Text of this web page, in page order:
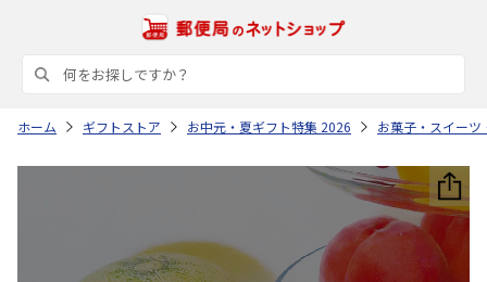
ホーム ギフトストア お中元・夏ギフト特集 2026 お菓子・スイーツ